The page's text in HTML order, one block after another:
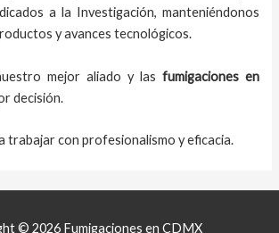
a la Investigación, manteniéndonos
y avances tecnológicos.
mejor aliado y las fumigaciones en
decisión.
trabajar con profesionalismo y eficacia.
© 2026 Fumigaciones en CDMX